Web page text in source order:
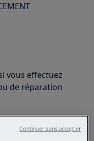
vous effectuez
de réparation
Continuer sans accepter